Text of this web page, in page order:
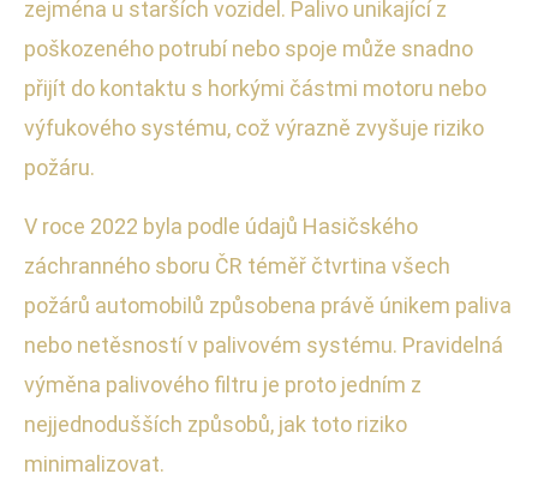
zejména u starších vozidel. Palivo unikající z
poškozeného potrubí nebo spoje může snadno
přijít do kontaktu s horkými částmi motoru nebo
výfukového systému, což výrazně zvyšuje riziko
požáru.
V roce 2022 byla podle údajů Hasičského
záchranného sboru ČR téměř čtvrtina všech
požárů automobilů způsobena právě únikem paliva
nebo netěsností v palivovém systému. Pravidelná
výměna palivového filtru je proto jedním z
nejjednodušších způsobů, jak toto riziko
minimalizovat.